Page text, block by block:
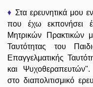
♦ Στα ερευνητικά μου
που έχω εκπονήσει
Μητρικών Πρακτικών
Ταυτότητας του
Επαγγελματικής
και
στο διαπολιτισμικό